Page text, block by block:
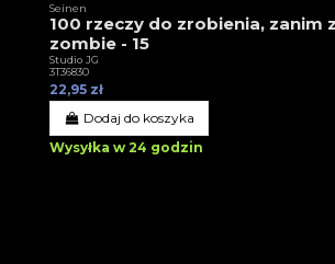
Seinen
100 rzeczy do zrobienia, zanim
zombie - 15
Studio JG
3T36830
22,95 zł
Dodaj do koszyka
Wysyłka w 24 godzin